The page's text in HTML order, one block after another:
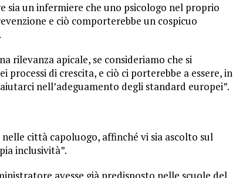
sia un infermiere che uno psicologo nel proprio
e ciò comporterebbe un cospicuo
rilevanza apicale, se consideriamo che si
processi di crescita, e ciò ci porterebbe a essere, in
nell’adeguamento degli standard europei”.
città capoluogo, affinché vi sia ascolto sul
inclusività”.